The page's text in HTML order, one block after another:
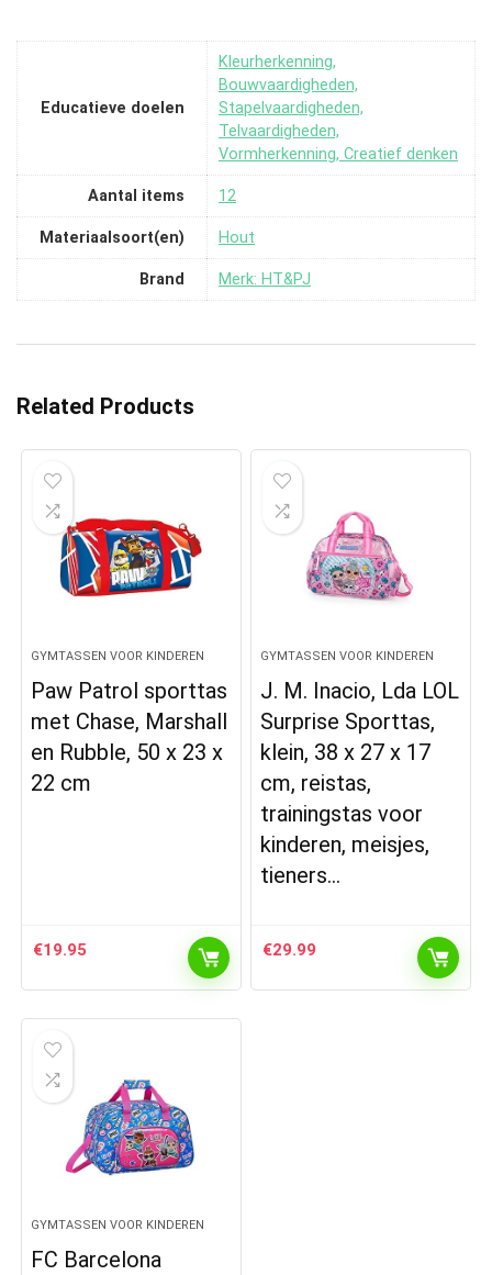
Educatieve doelen
‎Kleurherkenning,
Bouwvaardigheden,
Stapelvaardigheden,
Telvaardigheden,
Vormherkenning, Creatief denken
Aantal items ‎12
Materiaalsoort(en) ‎Hout
Brand Merk: HT&PJ
Related Products
GYMTASSEN VOOR KINDEREN
Paw Patrol sporttas
met Chase, Marshall
en Rubble, 50 x 23 x
22 cm
€19.95
GYMTASSEN VOOR KINDEREN
J. M. Inacio, Lda LOL
Surprise Sporttas,
klein, 38 x 27 x 17
cm, reistas,
trainingstas voor
kinderen, meisjes,
tieners…
€29.99
GYMTASSEN VOOR KINDEREN
FC Barcelona